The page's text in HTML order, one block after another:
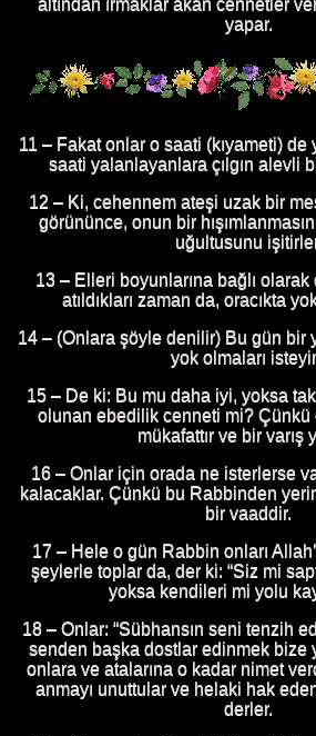
altından ırmaklar akan cennetler
yapar.
11 – Fakat onlar o saati (kıyameti) de
saati yalanlayanlara çılgın alevli
12 – Ki, cehennem ateşi uzak bir
görününce, onun bir
uğultusunu
13 – Elleri boyunlarına bağlı
atıldıkları zaman da, oracıkta
14 – (Onlara şöyle denilir) Bu gün bir
yok olmaları
15 – De ki: Bu mu daha iyi, yoksa
olunan ebedilik cenneti mi? Çünkü
mükafattır ve bir varış
16 – Onlar için orada ne isterlerse
kalacaklar. Çünkü bu Rabbinden
bir vaaddir.
17 – Hele o gün Rabbin onları
şeylerle toplar da, der ki: “Siz mi
yoksa kendileri mi yolu
18 – Onlar: “Sübhansın seni tenzih
senden başka dostlar edinmek bize
onlara ve atalarına o kadar nimet
anmayı unuttular ve helaki hak
derler.